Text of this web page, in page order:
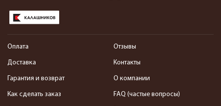
Оплата
Доставка
Гарантия и возврат
Как сделать заказ
Отзывы
Контакты
О компании
FAQ (частые вопросы)